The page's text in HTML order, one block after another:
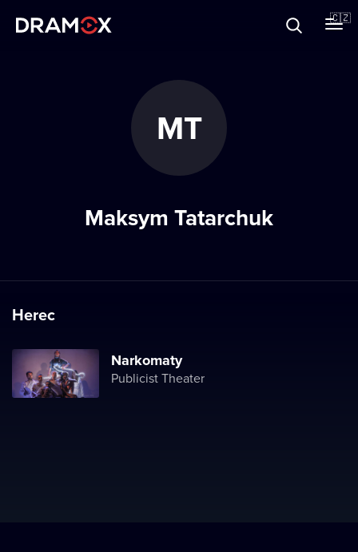
🇨🇿
MT
Maksym Tatarchuk
Herec
Narkomaty
Publicist Theater